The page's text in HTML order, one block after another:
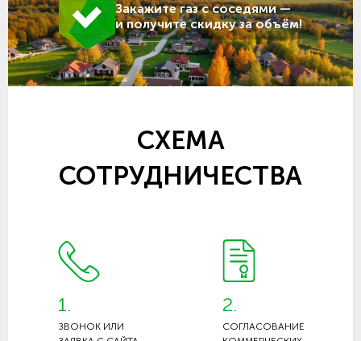
Закажите газ с соседями —
и получите скидку за объём!
СХЕМА
СОТРУДНИЧЕСТВА
1.
ЗВОНОК ИЛИ
2.
СОГЛАСОВАНИЕ